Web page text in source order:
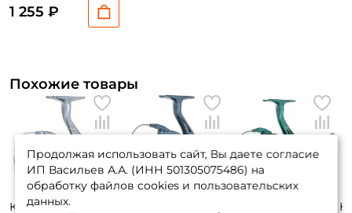
219гр. / 5,2 /
подшипники: 1шт.
1 255 ₽
Похожие товары
Катушка Grfish
Продолжая использовать сайт, Вы даете согласие
ИП Васильев А.А. (ИНН 501305075486) на
обработку файлов cookies и пользовательских
данных.